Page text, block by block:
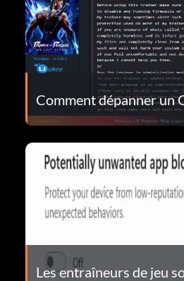
Comment dépanner un
Les entraîneurs de jeu